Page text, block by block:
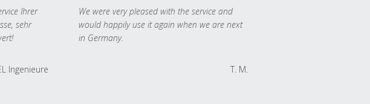
Ihrer
sehr
Ingenieure
We were very pleased with the service and
would happily use it again when we are next
in Germany.
T. M.